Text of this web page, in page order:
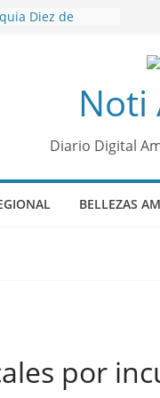
Diez de
de 22 años
de Alison,
sensación de
Noti
Diario Digital
BELLEZAS
por